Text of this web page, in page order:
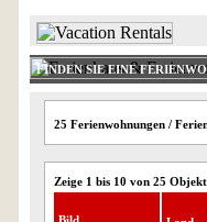
FINDEN SIE EINE
25 Ferienwohnungen /
Zeige 1 bis 10 von 25